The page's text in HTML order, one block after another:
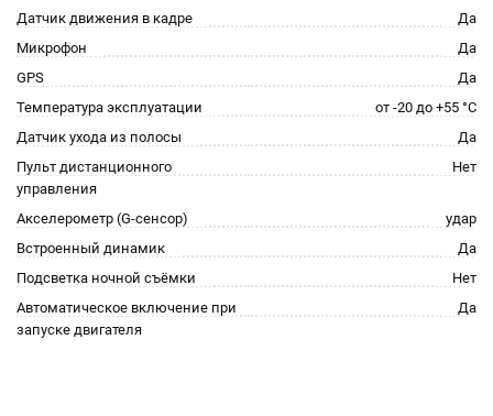
Датчик движения в кадре
Да
Микрофон
Да
GPS
Да
Температура эксплуатации
от -20 до +55 °С
Датчик ухода из полосы
Да
Пульт дистанционного
управления
Нет
Акселерометр (G-сенсор)
удар
Встроенный динамик
Да
Подсветка ночной съёмки
Нет
Автоматическое включение при
запуске двигателя
Да